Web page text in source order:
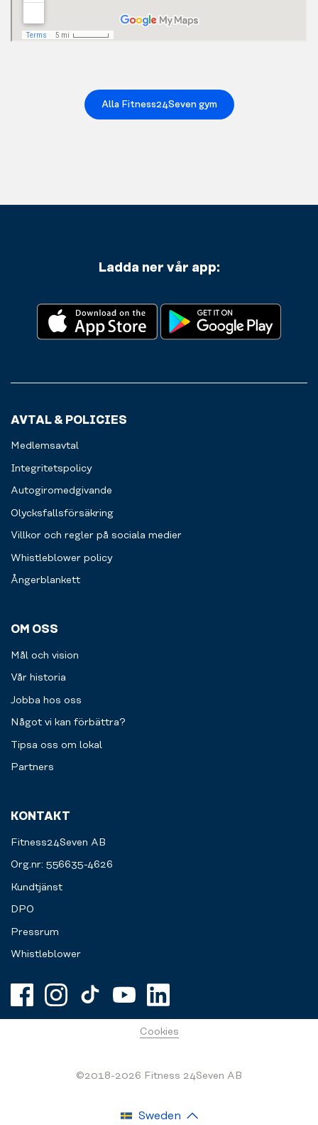
Alla Fitness24Seven gym
Ladda ner vår app:
AVTAL & POLICIES
Medlemsavtal
Integritetspolicy
Autogiromedgivande
Olycksfallsförsäkring
Villkor och regler på sociala medier
Whistleblower policy
Ångerblankett
OM OSS
Mål och vision
Vår historia
Jobba hos oss
Något vi kan förbättra?
Tipsa oss om lokal
Partners
KONTAKT
Fitness24Seven AB
Org.nr: 556635-4626
Kundtjänst
DPO
Pressrum
Whistleblower
Cookies
©2018-2026 Fitness 24Seven AB
Sweden